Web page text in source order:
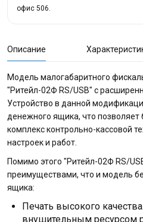
офис 506.
Описание
Модель малогабаритного
"Ритейл-02Ф RS/USB" с
Устройство в данной
денежного ящика, что позволяет
комплекс контрольно-кассовой
настроек и работ.
Помимо этого "Ритейл-02Ф RS/
преимуществами, что и модель
ящика:
Печать высокого
внушительным ресурсом